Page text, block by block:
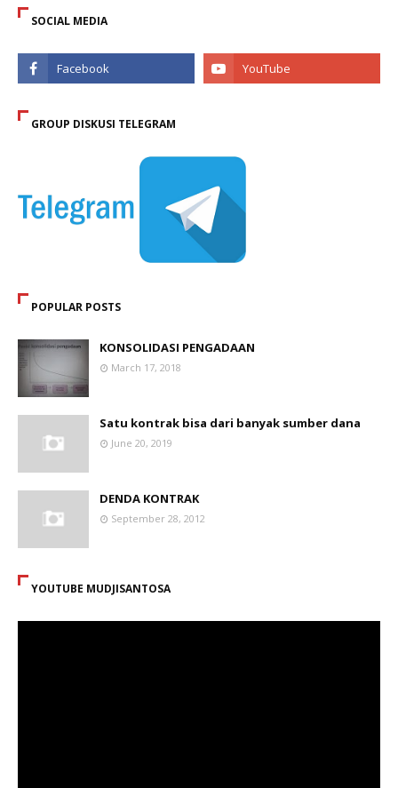
SOCIAL MEDIA
GROUP DISKUSI TELEGRAM
POPULAR POSTS
KONSOLIDASI PENGADAAN
March 17, 2018
Satu kontrak bisa dari banyak sumber dana
June 20, 2019
DENDA KONTRAK
September 28, 2012
YOUTUBE MUDJISANTOSA